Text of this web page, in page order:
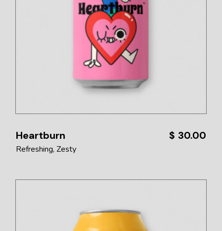
Heartburn $ 30.00
Refreshing Zesty